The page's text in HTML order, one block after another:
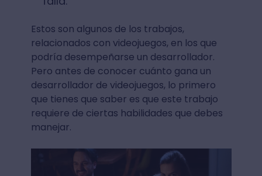
Estos son algunos de los trabajos,
relacionados con videojuegos, en los que
podría desempeñarse un desarrollador.
Pero antes de conocer cuánto gana un
desarrollador de videojuegos, lo primero
que tienes que saber es que este trabajo
requiere de ciertas habilidades que debes
manejar.